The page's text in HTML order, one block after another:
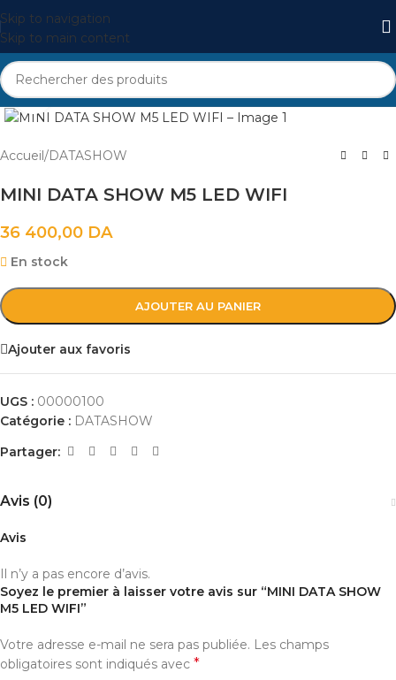
Skip to navigation
Skip to main content
Cliquez pour agrandir
Accueil /DATASHOW
MINI DATA SHOW M5 LED WIFI
36 400,00 DA
En stock
AJOUTER AU PANIER
Ajouter aux favoris
UGS : 00000100
Catégorie : DATASHOW
Partager:
Avis (0)
Avis
Il n’y a pas encore d’avis.
Soyez le premier à laisser votre avis sur “MINI DATA SHOW
M5 LED WIFI”
Votre adresse e-mail ne sera pas publiée. Les champs
obligatoires sont indiqués avec *